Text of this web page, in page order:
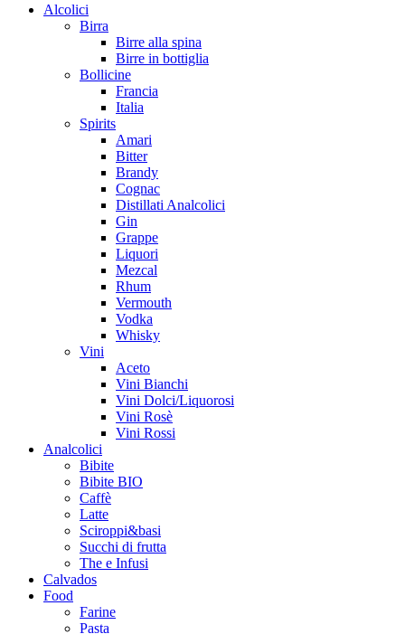
Alcolici
Birra
Birre alla spina
Birre in bottiglia
Bollicine
Francia
Italia
Spirits
Amari
Bitter
Brandy
Cognac
Distillati Analcolici
Gin
Grappe
Liquori
Mezcal
Rhum
Vermouth
Vodka
Whisky
Vini
Aceto
Vini Bianchi
Vini Dolci/Liquorosi
Vini Rosè
Vini Rossi
Analcolici
Bibite
Bibite BIO
Caffè
Latte
Sciroppi&basi
Succhi di frutta
The e Infusi
Calvados
Food
Farine
Pasta